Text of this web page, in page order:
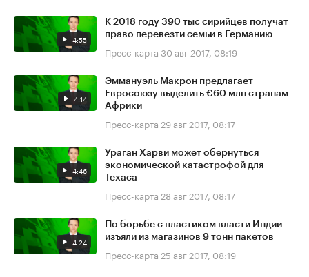
4:55
К 2018 году 390 тыс сирийцев получат
право перевезти семьи в Германию
Пресс-карта 30 авг 2017, 08:19
4:14
Эммануэль Макрон предлагает
Евросоюзу выделить €60 млн странам
Африки
Пресс-карта 29 авг 2017, 08:17
4:46
Ураган Харви может обернуться
экономической катастрофой для
Техаса
Пресс-карта 28 авг 2017, 08:17
4:24
По борьбе с пластиком власти Индии
изъяли из магазинов 9 тонн пакетов
Пресс-карта 25 авг 2017, 08:19